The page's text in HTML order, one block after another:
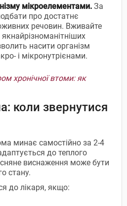
мікроелементами. За
про достатнє
речовин. Вживайте
насити організм
і мікронутрієнами.
хронічної втоми: як
коли звернутися
минає самостійно за 2-4
до теплого
виснаження може бути
стану.
до лікаря, якщо: